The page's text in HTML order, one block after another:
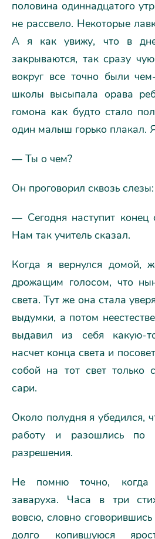
половина одиннадцатого
не рассвело. Некоторые
А я как увижу, что в
закрываются, так сразу
вокруг все точно были
школы высыпала орава
гомона как будто стало
один малыш горько плакал.
— Ты о чем?
Он проговорил сквозь слезы:
— Сегодня наступит конец
Нам так учитель сказал.
Когда я вернулся домой,
дрожащим голосом, что
света. Тут же она стала
выдумки, а потом
выдавил из себя какую-
насчет конца света и
собой на тот свет только
сари.
Около полудня я убедился,
работу и разошлись по
разрешения.
Не помню точно, когда
заваруха. Часа в три
вовсю, словно
долго копившуюся